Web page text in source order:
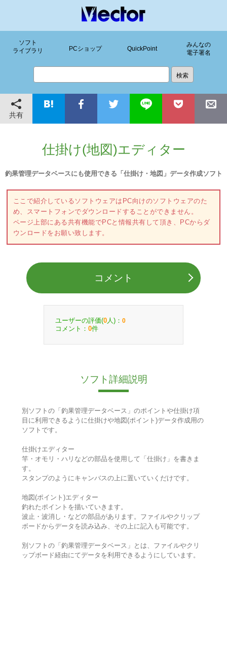
ソフト
ライブラリ
PCショップ QuickPoint
みんなの
電子署名
共有
仕掛け(地図)エディター
釣果管理データベースにも使用できる「仕掛け・地図」データ作成ソフト
ここで紹介しているソフトウェアはPC向けのソフトウェアのた
め、スマートフォンでダウンロードすることができません。
ページ上部にある共有機能でPCと情報共有して頂き、PCからダ
ウンロードをお願い致します。
コメント
ユーザーの評価(0 人)： 0
コメント： 0件
ソフト詳細説明
別ソフトの「釣果管理データベース」のポイントや仕掛け項
目に利用できるように仕掛けや地図(ポイント)データ作成用の
ソフトです。
仕掛けエディター
竿・オモリ・ハリなどの部品を使用して「仕掛け」を書きま
す。
スタンプのようにキャンバスの上に置いていくだけです。
地図(ポイント)エディター
釣れたポイントを描いていきます。
波止・波消し・などの部品があります。ファイルやクリップ
ボードからデータを読み込み、その上に記入も可能です。
別ソフトの「釣果管理データベース」とは、ファイルやクリ
ップボード経由にてデータを利用できるようにしています。